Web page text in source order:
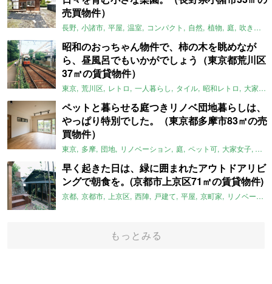
売買物件）
長野 小諸市 平屋 温室 コンパクト 自然 植物 庭 吹き抜け
昭和のおっちゃん物件で、柿の木を眺めなが
ら、昼風呂でもいかがでしょう（東京都荒川区
37㎡の賃貸物件）
東京 荒川区 レトロ 一人暮らし タイル 昭和レトロ 大家女子
ペットと暮らせる庭つきリノベ団地暮らしは、
やっぱり特別でした。（東京都多摩市83㎡の売
買物件）
東京 多摩 団地 リノベーション 庭 ペット可 大家女子 団
早く起きた日は、緑に囲まれたアウトドアリビ
ングで朝食を。(京都市上京区71㎡の賃貸物件)
京都 京都市 上京区 西陣 戸建て 平屋 京町家 リノベーション
もっとみる